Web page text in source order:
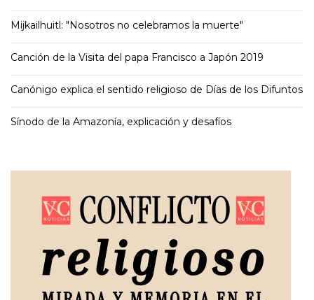
Mijkailhuitl: "Nosotros no celebramos la muerte"
Canción de la Visita del papa Francisco a Japón 2019
Canónigo explica el sentido religioso de Días de los Difuntos
Sínodo de la Amazonía, explicación y desafíos